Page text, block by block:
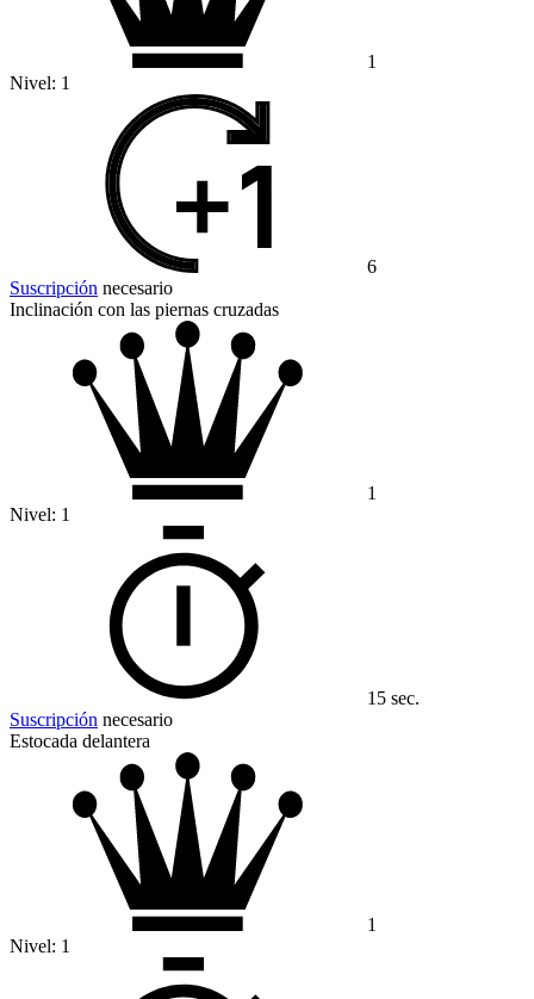
1
Nivel: 1
6
Suscripción necesario
Inclinación con las piernas cruzadas
1
Nivel: 1
15 sec.
Suscripción necesario
Estocada delantera
1
Nivel: 1